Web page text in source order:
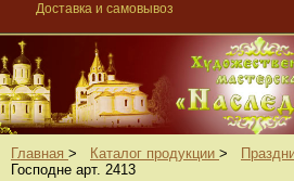
Доставка и самовывоз
Главная > Каталог продукции >
Господне арт. 2413